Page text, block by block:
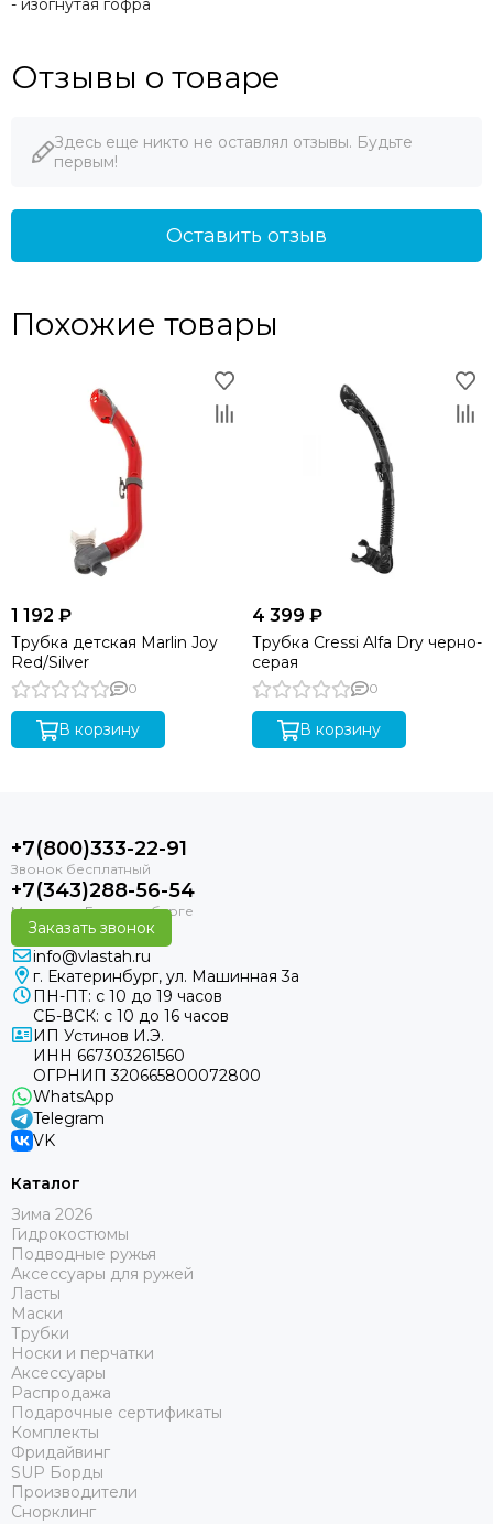
- изогнутая гофра
Отзывы о товаре
Здесь еще никто не оставлял отзывы. Будьте
первым!
Оставить отзыв
Похожие товары
1 192 ₽
Трубка детская Marlin Joy
Red/Silver
0
В корзину
4 399 ₽
Трубка Cressi Alfa Dry черно-
серая
0
В корзину
+7(800)333-22-91
+7(343)288-56-54
Заказать звонок
info@vlastah.ru
г. Екатеринбург, ул. Машинная 3а
ПН-ПТ: с 10 до 19 часов
СБ-ВСК: с 10 до 16 часов
ИП Устинов И.Э.
ИНН 667303261560
ОГРНИП 320665800072800
WhatsApp
Telegram
VK
Каталог
Зима 2026
Гидрокостюмы
Подводные ружья
Аксессуары для ружей
Ласты
Маски
Трубки
Носки и перчатки
Аксессуары
Распродажа
Подарочные сертификаты
Комплекты
Фридайвинг
SUP Борды
Производители
Снорклинг